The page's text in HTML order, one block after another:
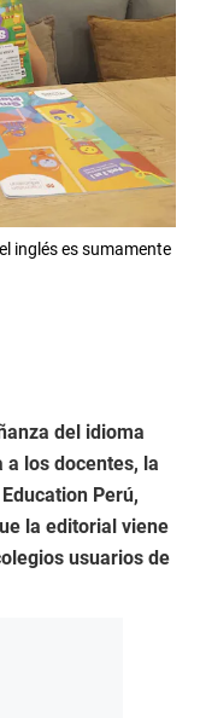
inglés es sumamente
del idioma
los docentes, la
Perú,
la editorial viene
usuarios de